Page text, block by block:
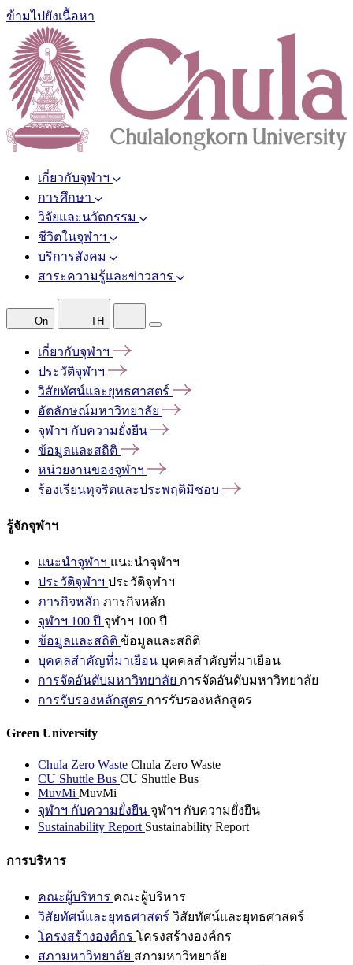
ข้ามไปยังเนื้อหา
เกี่ยวกับจุฬาฯ
การศึกษา
วิจัยและนวัตกรรม
ชีวิตในจุฬาฯ
บริการสังคม
สาระความรู้และข่าวสาร
On TH
เกี่ยวกับจุฬาฯ
ประวัติจุฬาฯ
วิสัยทัศน์และยุทธศาสตร์
อัตลักษณ์มหาวิทยาลัย
จุฬาฯ กับความยั่งยืน
ข้อมูลและสถิติ
หน่วยงานของจุฬาฯ
ร้องเรียนทุจริตและประพฤติมิชอบ
รู้จักจุฬาฯ
แนะนำจุฬาฯ แนะนำจุฬาฯ
ประวัติจุฬาฯ ประวัติจุฬาฯ
ภารกิจหลัก ภารกิจหลัก
จุฬาฯ 100 ปี จุฬาฯ 100 ปี
ข้อมูลและสถิติ ข้อมูลและสถิติ
บุคคลสำคัญที่มาเยือน บุคคลสำคัญที่มาเยือน
การจัดอันดับมหาวิทยาลัย การจัดอันดับมหาวิทยาลัย
การรับรองหลักสูตร การรับรองหลักสูตร
Green University
Chula Zero Waste Chula Zero Waste
CU Shuttle Bus CU Shuttle Bus
MuvMi MuvMi
จุฬาฯ กับความยั่งยืน จุฬาฯ กับความยั่งยืน
Sustainability Report Sustainability Report
การบริหาร
คณะผู้บริหาร คณะผู้บริหาร
วิสัยทัศน์และยุทธศาสตร์ วิสัยทัศน์และยุทธศาสตร์
โครงสร้างองค์กร โครงสร้างองค์กร
สภามหาวิทยาลัย สภามหาวิทยาลัย